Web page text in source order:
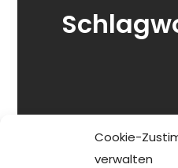
Cookie-
verwalten